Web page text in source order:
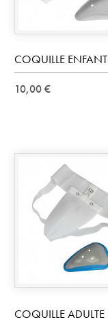
COQUILLE ENFANT
10,00 €
COQUILLE ADULTE